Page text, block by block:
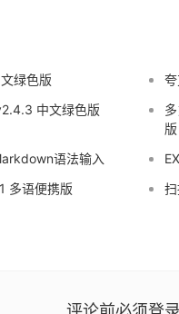
绿色版
中文绿色版
版
语法输入
多语便携版